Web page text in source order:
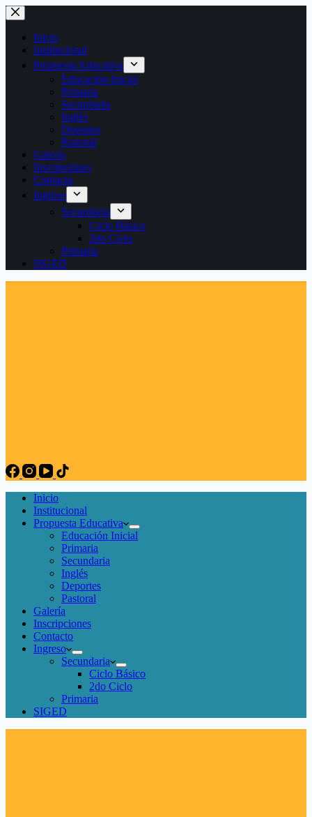
Saltar
al
contenido
Inicio
Institucional
Propuesta Educativa
Educación Inicial
Primaria
Secundaria
Inglés
Deportes
Pastoral
Galería
Inscripciones
Contacto
Ingreso
Secundaria
Ciclo Básico
2do Ciclo
Primaria
SIGED
Inicio
Institucional
Propuesta Educativa
Educación Inicial
Primaria
Secundaria
Inglés
Deportes
Pastoral
Galería
Inscripciones
Contacto
Ingreso
Secundaria
Ciclo Básico
2do Ciclo
Primaria
SIGED